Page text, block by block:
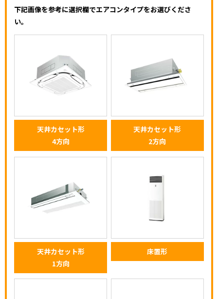
下記画像を参考に選択欄でエアコンタイプをお選びくださ
い。
天井カセット形
4方向
天井カセット形
2方向
天井カセット形
1方向
床置形